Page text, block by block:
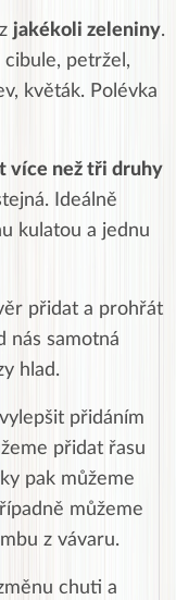
jakékoli zeleniny.
petržel,
květák. Polévka
více než tři druhy
Ideálně
kulatou a jednu
přidat a prohřát
nás samotná
hlad.
přidáním
přidat řasu
pak můžeme
můžeme
z vávaru.
chuti a